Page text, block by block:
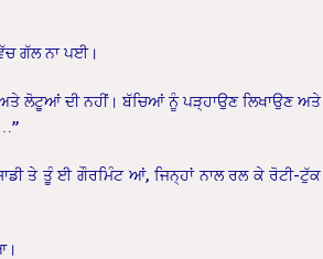
ਗੱਲ ਨਾ ਪਈ।
ਲੋਟੂਆਂ ਦੀ ਨਹੀਂ। ਬੱਚਿਆਂ ਨੂੰ ਪੜ੍ਹਾਉਣ ਲਿਖਾਉਣ ਅਤੇ
ਤੇ ਤੂੰ ਈ ਗੌਰਮਿੰਟ ਆਂ, ਜਿਨ੍ਹਾਂ ਨਾਲ ਰਲ ਕੇ ਰੋਟੀ-ਟੁੱਕ